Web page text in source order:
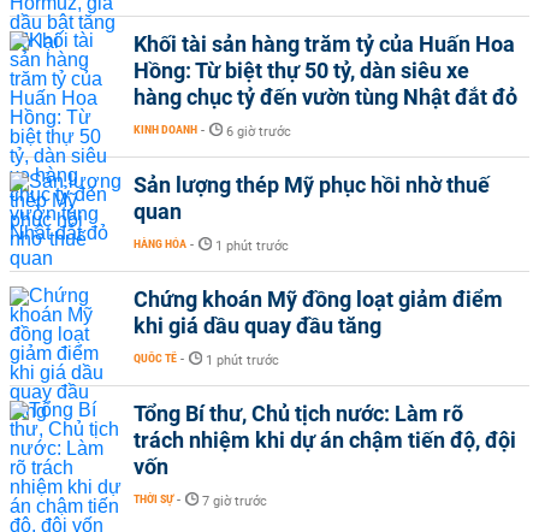
Khối tài sản hàng trăm tỷ của Huấn Hoa
Hồng: Từ biệt thự 50 tỷ, dàn siêu xe
hàng chục tỷ đến vườn tùng Nhật đắt đỏ
KINH DOANH - 6 giờ trước
Sản lượng thép Mỹ phục hồi nhờ thuế
quan
HÀNG HÓA - 1 phút trước
Chứng khoán Mỹ đồng loạt giảm điểm
khi giá dầu quay đầu tăng
QUỐC TẾ - 1 phút trước
Tổng Bí thư, Chủ tịch nước: Làm rõ
trách nhiệm khi dự án chậm tiến độ, đội
vốn
THỜI SỰ - 7 giờ trước